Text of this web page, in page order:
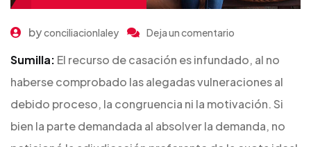
byconciliacionlaley Deja un comentario
perjudicada
puede
obtener
mediante
Sumilla: El recurso de casación es infundado, al no
haberse comprobado las alegadas vulneraciones al
debido proceso, la congruencia ni la motivación. Si
bien la parte demandada al absolver la demanda, no